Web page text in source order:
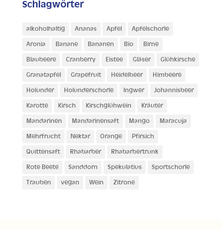
Schlagwörter
alkoholhaltig Ananas Apfel Apfelschorle
Aronia Banane Bananen Bio Birne
Blaubeere Cranberry Eistee Gläser Glühkirsche
Granatapfel Grapefruit Heidelbeer Himbeere
Holunder Holunderschorle Ingwer Johannisbeer
Karotte Kirsch Kirschglühwein Kräuter
Mandarinen Mandarinensaft Mango Maracuja
Mehrfrucht Nektar Orange Pfirsich
Quittensaft Rhabarber Rhabarbertrunk
Rote Beete Sanddorn Spekulatius Sportschorle
Trauben vegan Wein Zitrone